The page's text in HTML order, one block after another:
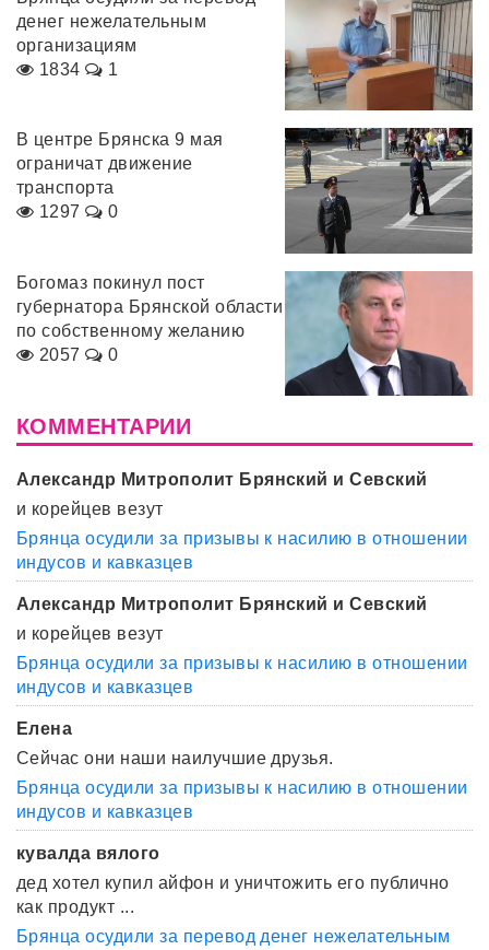
денег нежелательным
организациям
1834
1
В центре Брянска 9 мая
ограничат движение
транспорта
1297
0
Богомаз покинул пост
губернатора Брянской области
по собственному желанию
2057
0
КОММЕНТАРИИ
Александр Митрополит Брянский и Севский
и корейцев везут
Брянца осудили за призывы к насилию в отношении
индусов и кавказцев
Александр Митрополит Брянский и Севский
и корейцев везут
Брянца осудили за призывы к насилию в отношении
индусов и кавказцев
Елена
Сейчас они наши наилучшие друзья.
Брянца осудили за призывы к насилию в отношении
индусов и кавказцев
кувалда вялого
дед хотел купил айфон и уничтожить его публично
как продукт ...
Брянца осудили за перевод денег нежелательным